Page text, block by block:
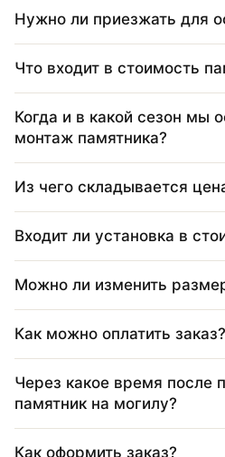
Нужно ли приезжать для
Что входит в стоимость
Когда и в какой сезон мы
монтаж памятника?
Из чего складывается
Входит ли установка в
Можно ли изменить
Как можно оплатить заказ?
Через какое время после
памятник на могилу?
Как оформить заказ?